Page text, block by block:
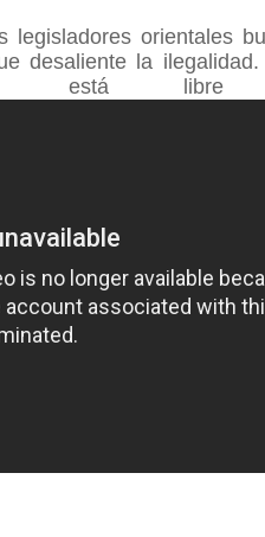
legisladores orientales
desaliente la
está libre